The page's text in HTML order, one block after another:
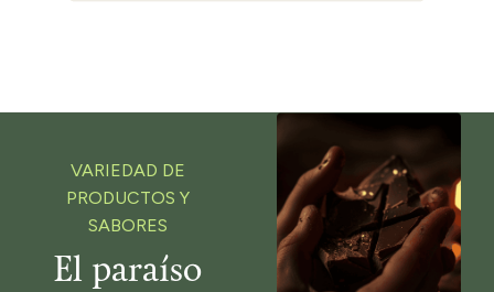
VARIEDAD DE
PRODUCTOS Y
SABORES
El paraíso